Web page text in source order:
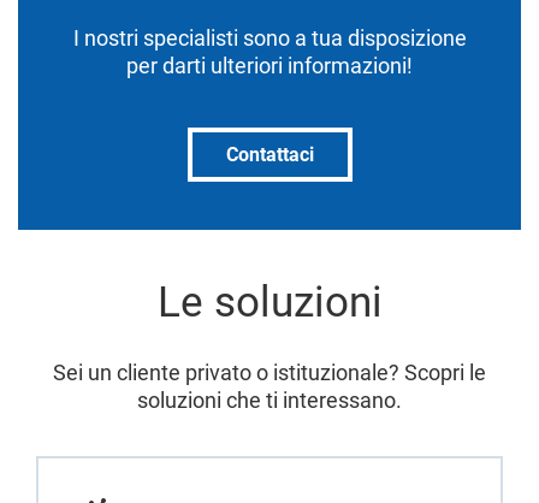
I nostri specialisti sono a tua disposizione
per darti ulteriori informazioni!
Contattaci
Le soluzioni
Sei un cliente privato o istituzionale? Scopri le
soluzioni che ti interessano.